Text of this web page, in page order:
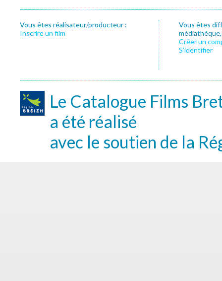
Vous êtes réalisateur/producteur :
Inscrire un film
Vous êtes
Créer un
S’identifier
Le Catalogue Films
a été réalisé
avec le soutien de la